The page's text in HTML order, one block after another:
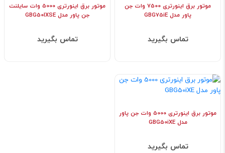
موتور برق اینورتری 7500 وات جن
پاور مدل GBG75iE
تماس بگیرید
موتور برق اینورتری 5000 وات سایلنت
جن پاور مدل GBG50IXSE
تماس بگیرید
موتور برق اینورتری 5000 وات جن پاور
مدل GBG50iXE
تماس بگیرید